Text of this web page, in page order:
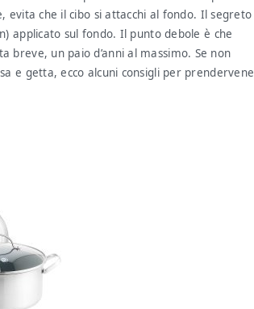
che il cibo si attacchi al fondo. Il segreto
applicato sul fondo. Il punto debole è che
breve, un paio d’anni al massimo. Se non
e getta, ecco alcuni consigli per prendervene